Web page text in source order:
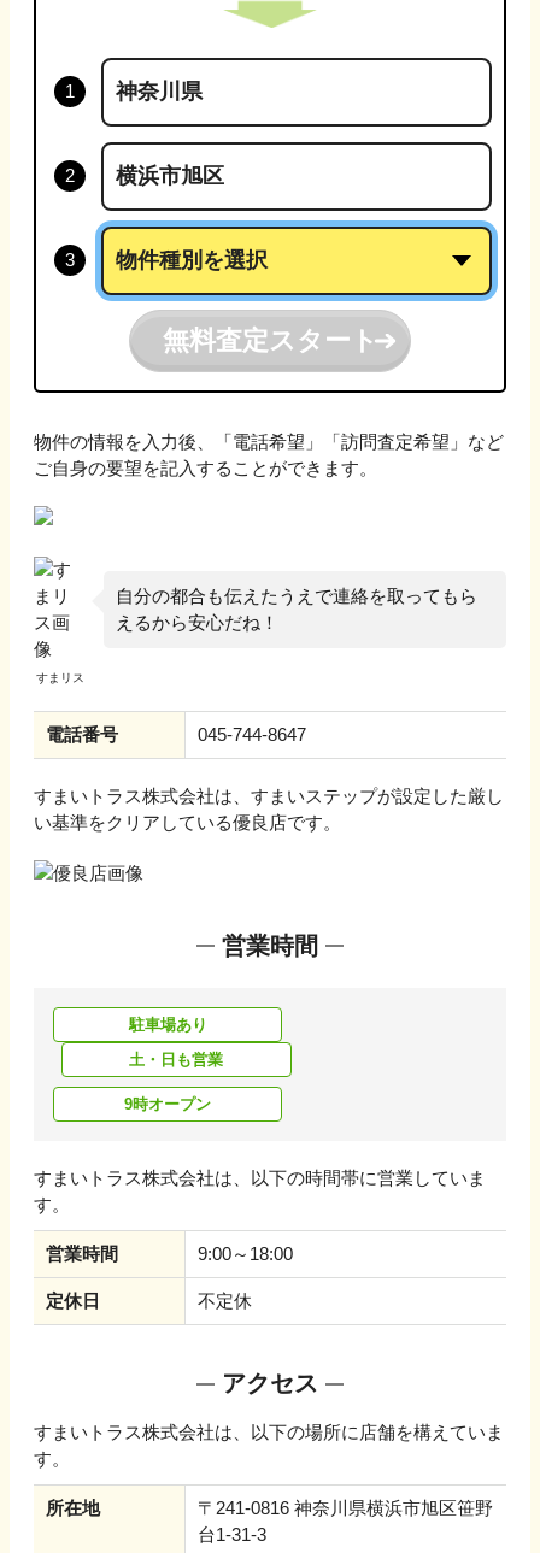
無料査定スタート
物件の情報を入力後、「電話希望」「訪問査定希望」など
ご自身の要望を記入することができます。
自分の都合も伝えたうえで連絡を取ってもら
えるから安心だね！
電話番号 045-744-8647
すまいトラス株式会社は、すまいステップが設定した厳し
い基準をクリアしている優良店です。
営業時間
駐車場あり
土・日も営業
9時オープン
すまいトラス株式会社は、以下の時間帯に営業していま
す。
営業時間 9:00～18:00
定休日 不定休
アクセス
すまいトラス株式会社は、以下の場所に店舗を構えていま
す。
所在地
〒241-0816 神奈川県横浜市旭区笹野
台1-31-3